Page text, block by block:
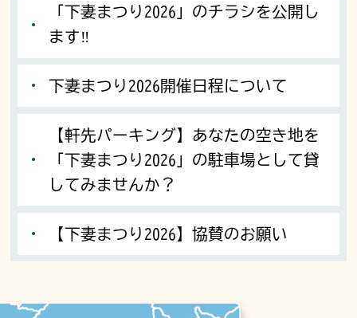
「下妻まつり2026」のチラシを公開し
ます‼
下妻まつり2026開催日程について
【軒先パーキング】あなたの空き地を
「下妻まつり2026」の駐車場として貸
してみませんか？
【下妻まつり2026】協賛のお願い